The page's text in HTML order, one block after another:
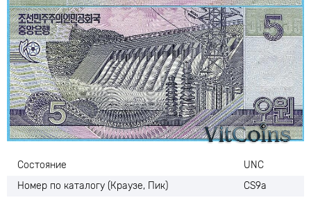
Состояние
UNC
Номер по каталогу (Краузе, Пик)
CS9a